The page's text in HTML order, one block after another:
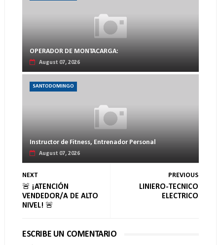
OPERADOR DE MONTACARGA:
August 07, 2026
SANTODOMINGO
Instructor de Fitness, Entrenador Personal
August 07, 2026
NEXT
🚨 ¡ATENCIÓN
VENDEDOR/A DE ALTO
NIVEL! 🚨
PREVIOUS
LINIERO-TECNICO
ELECTRICO
ESCRIBE UN COMENTARIO